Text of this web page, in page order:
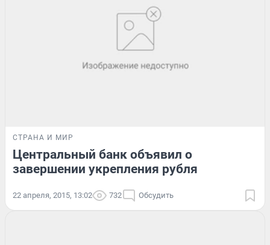
СТРАНА И МИР
Центральный банк объявил о
завершении укрепления рубля
22 апреля, 2015, 13:02 732 Обсудить